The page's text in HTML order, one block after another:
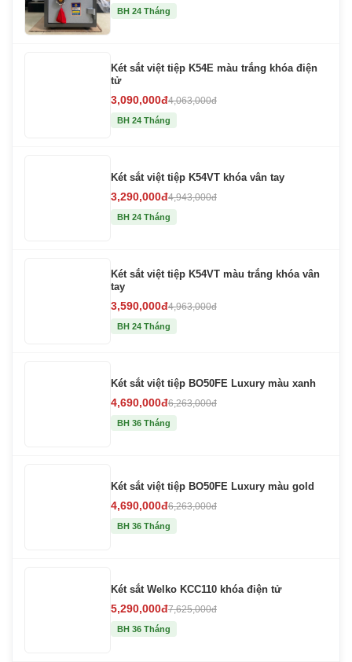
BH 24 Tháng
Két sắt việt tiệp K54E màu trắng khóa điện
tử
3,090,000đ4,063,000đ
BH 24 Tháng
Két sắt việt tiệp K54VT khóa vân tay
3,290,000đ4,943,000đ
BH 24 Tháng
Két sắt việt tiệp K54VT màu trắng khóa vân
tay
3,590,000đ4,963,000đ
BH 24 Tháng
Két sắt việt tiệp BO50FE Luxury màu xanh
4,690,000đ6,263,000đ
BH 36 Tháng
Két sắt việt tiệp BO50FE Luxury màu gold
4,690,000đ6,263,000đ
BH 36 Tháng
Két sắt Welko KCC110 khóa điện tử
5,290,000đ7,625,000đ
BH 36 Tháng